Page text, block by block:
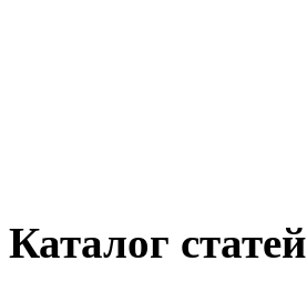
Каталог статей